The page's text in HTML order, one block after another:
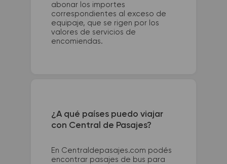
abonar los importes
correspondientes al exceso de
equipaje, que se rigen por los
valores de servicios de
encomiendas.
¿A qué países puedo viajar
con Central de Pasajes?
En Centraldepasajes.com podés
encontrar pasajes de bus para